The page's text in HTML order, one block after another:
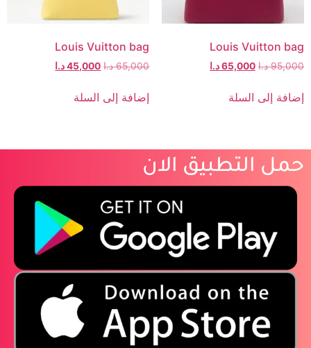
Louis Vuitton bag
95,000 د.ا 65,000د.ا
إضافة إلى السلة
Louis Vuitton bag
65,000 د.ا 45,000 د.ا
إضافة إلى السلة
حمل التطبيق الان